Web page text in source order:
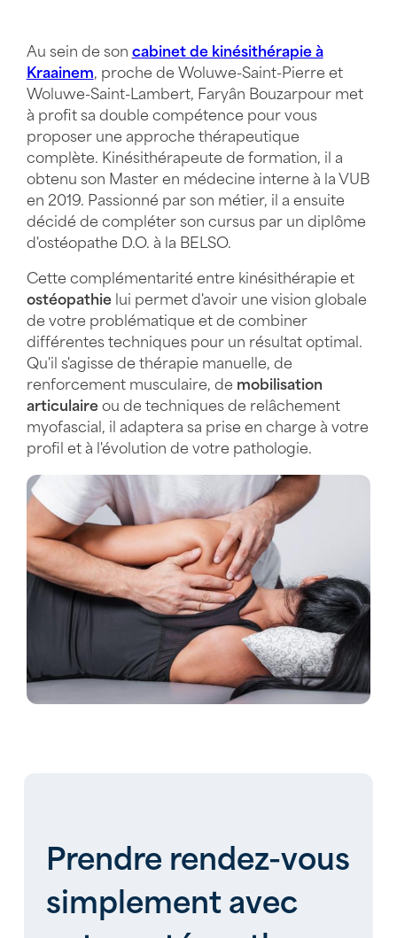
Au sein de son cabinet de kinésithérapie à
Kraainem, proche de Woluwe-Saint-Pierre et
Woluwe-Saint-Lambert, Faryân Bouzarpour met
à profit sa double compétence pour vous
proposer une approche thérapeutique
complète. Kinésithérapeute de formation, il a
obtenu son Master en médecine interne à la VUB
en 2019. Passionné par son métier, il a ensuite
décidé de compléter son cursus par un diplôme
d'ostéopathe D.O. à la BELSO.
Cette complémentarité entre kinésithérapie et
ostéopathielui permet d'avoir une vision globale
de votre problématique et de combiner
différentes techniques pour un résultat optimal.
Qu'il s'agisse de thérapie manuelle, de
renforcement musculaire, de mobilisation
articulaireou de techniques de relâchement
myofascial, il adaptera sa prise en charge à votre
profil et à l'évolution de votre pathologie.
Prendre rendez-vous
simplement avec